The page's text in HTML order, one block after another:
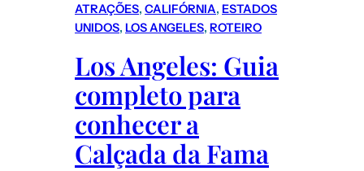
ATRAÇÕES, CALIFÓRNIA, ESTADOS
UNIDOS, LOS ANGELES, ROTEIRO
Los Angeles: Guia
completo para
conhecer a
Calçada da Fama